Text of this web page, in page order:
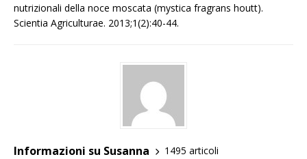
nutrizionali della noce moscata (mystica fragrans houtt).
Scientia Agriculturae. 2013;1(2):40-44.
Informazioni su Susanna
1495 articoli